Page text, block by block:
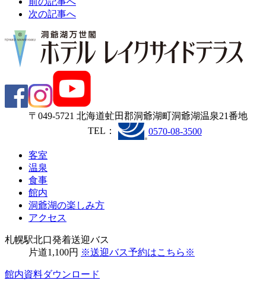
次の記事へ
〒049-5721 北海道虻田郡洞爺湖町洞爺湖温泉21番地
TEL：
0570-08-3500
客室
温泉
食事
館内
洞爺湖の楽しみ方
アクセス
札幌駅北口発着送迎バス
片道1,100円 ※送迎バス予約はこちら※
館内資料ダウンロード